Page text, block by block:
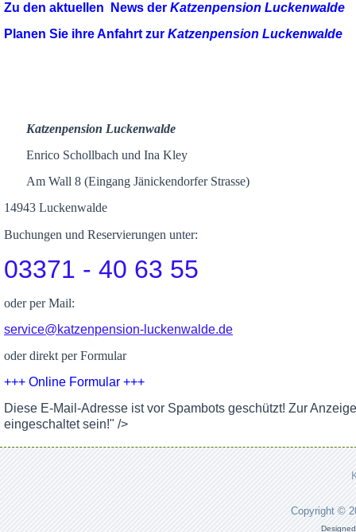
Zu den aktuellen News der Katzenpension Luckenwalde
Planen Sie ihre Anfahrt zur Katzenpension Luckenwalde
Katzenpension Luckenwalde
Enrico Schollbach und Ina Kley
Am Wall 8 (Eingang Jänickendorfer Strasse)
14943 Luckenwalde
Buchungen und Reservierungen unter:
03371 - 40 63 55
oder per Mail:
service@katzenpension-luckenwalde.de
oder direkt per Formular
+++ Online Formular +++
Diese E-Mail-Adresse ist vor Spambots geschützt! Zur
eingeschaltet sein!" />
Copyright ©